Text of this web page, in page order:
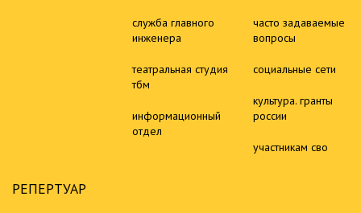
служба главного
инженера
театральная студия
тбм
информационный
отдел
часто задаваемые
вопросы
социальные сети
культура. гранты
россии
участникам сво
РЕПЕРТУАР